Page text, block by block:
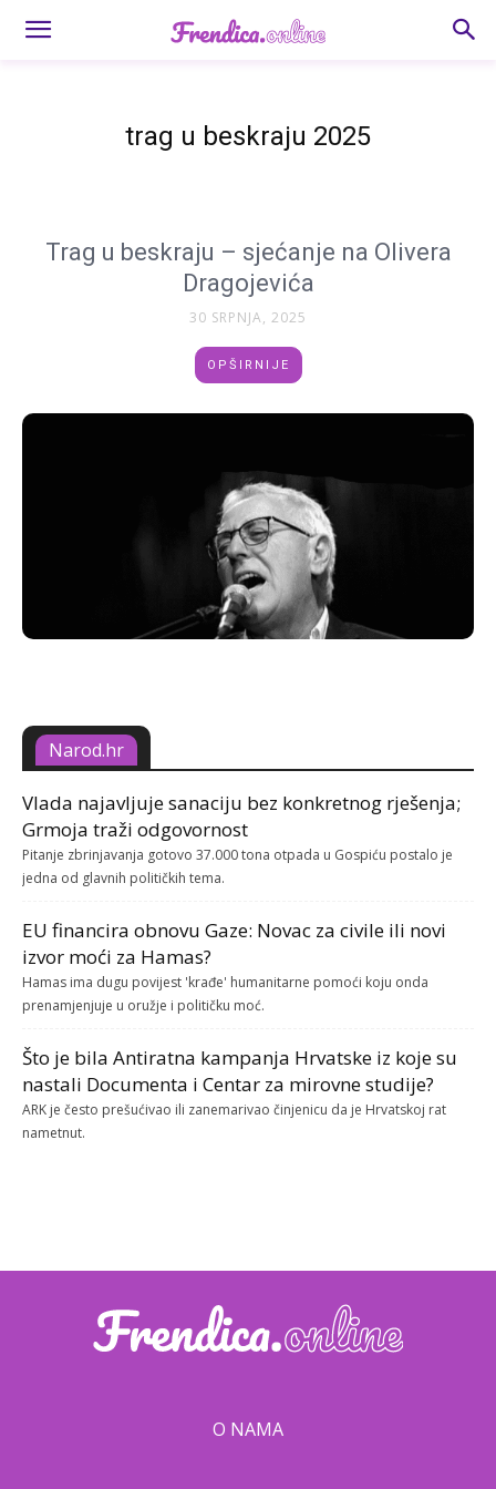
trag u beskraju 2025
Trag u beskraju – sjećanje na Olivera
Dragojevića
30 SRPNJA, 2025
OPŠIRNIJE
Narod.hr
Vlada najavljuje sanaciju bez konkretnog rješenja;
Grmoja traži odgovornost
Pitanje zbrinjavanja gotovo 37.000 tona otpada u Gospiću postalo je
jedna od glavnih političkih tema.
EU financira obnovu Gaze: Novac za civile ili novi
izvor moći za Hamas?
Hamas ima dugu povijest 'krađe' humanitarne pomoći koju onda
prenamjenjuje u oružje i političku moć.
Što je bila Antiratna kampanja Hrvatske iz koje su
nastali Documenta i Centar za mirovne studije?
ARK je često prešućivao ili zanemarivao činjenicu da je Hrvatskoj rat
nametnut.
O NAMA